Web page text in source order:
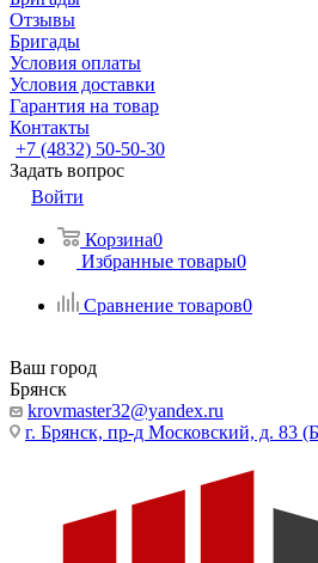
Отзывы
Бригады
Условия оплаты
Условия доставки
Гарантия на товар
Контакты
+7 (4832) 50-50-30
Задать вопрос
Войти
Корзина0
Избранные товары0
Сравнение товаров0
Ваш город
Брянск
krovmaster32@yandex.ru
г. Брянск, пр-д Московский, д. 83